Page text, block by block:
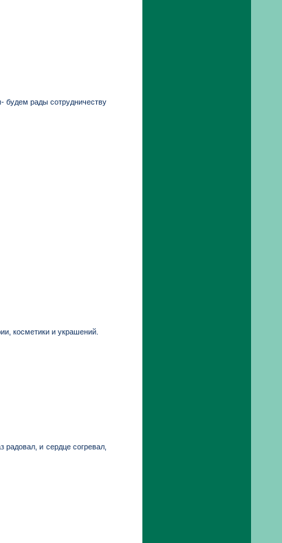
будем рады сотрудничеству
косметики и украшений.
радовал, и сердце согревал,